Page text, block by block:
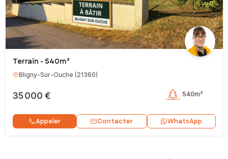
Terrain - 540m²
Bligny-Sur-Ouche (21360)
35 000 € 540m²
Appeler Contacter WhatsApp